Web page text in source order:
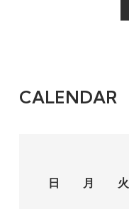
CALENDAR
日
月 火